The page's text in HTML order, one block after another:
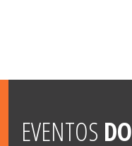
EVENTOS DO